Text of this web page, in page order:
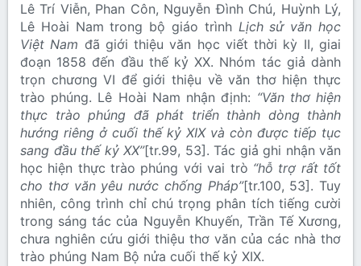
Lê Trí Viễn, Phan Côn, Nguyễn Đình Chú, Huỳnh Lý,
Lê Hoài Nam trong bộ giáo trình Lịch sử văn học
Việt Nam đã giới thiệu văn học viết thời kỳ II, giai
đoạn 1858 đến đầu thế kỷ XX. Nhóm tác giả dành
trọn chương VI để giới thiệu về văn thơ hiện thực
trào phúng. Lê Hoài Nam nhận định: “Văn thơ hiện
thực trào phúng đã phát triển thành dòng thành
hướng riêng ở cuối thế kỷ XIX và còn được tiếp tục
sang đầu thế kỷ XX”[tr.99, 53]. Tác giả ghi nhận văn
học hiện thực trào phúng với vai trò “hỗ trợ rất tốt
cho thơ văn yêu nước chống Pháp”[tr.100, 53]. Tuy
nhiên, công trình chỉ chú trọng phân tích tiếng cười
trong sáng tác của Nguyễn Khuyến, Trần Tế Xương,
chưa nghiên cứu giới thiệu thơ văn của các nhà thơ
trào phúng Nam Bộ nửa cuối thế kỷ XIX.